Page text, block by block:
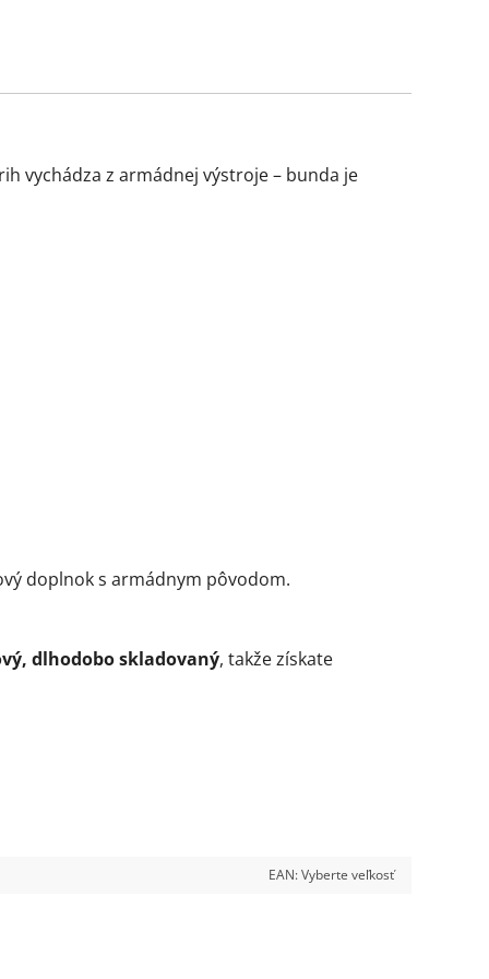
vychádza z armádnej výstroje – bunda je
doplnok s armádnym pôvodom.
dlhodobo skladovaný, takže získate
EAN:Vyberte veľkosť